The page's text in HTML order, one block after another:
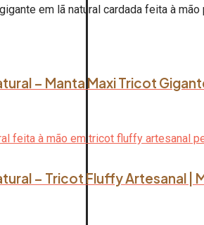
– Manta Maxi Tricot
– Tricot Fluffy Artesanal |